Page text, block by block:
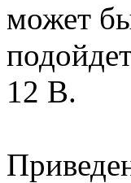
может
12 В.